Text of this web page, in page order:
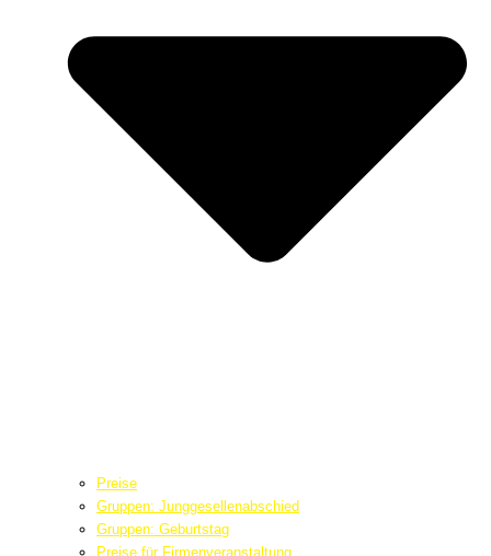
Preise
Gruppen: Junggesellenabschied
Gruppen: Geburtstag
Preise für Firmenveranstaltung